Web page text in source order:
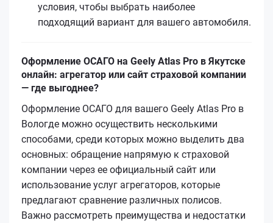
условия, чтобы выбрать наиболее
подходящий вариант для вашего автомобиля.
Оформление ОСАГО на Geely Atlas Pro в Якутске
онлайн: агрегатор или сайт страховой компании
— где выгоднее?
Оформление ОСАГО для вашего Geely Atlas Pro в
Вологде можно осуществить несколькими
способами, среди которых можно выделить два
основных: обращение напрямую к страховой
компании через ее официальный сайт или
использование услуг агрегаторов, которые
предлагают сравнение различных полисов.
Важно рассмотреть преимущества и недостатки